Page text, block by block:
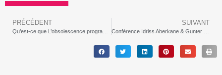
PRÉCÉDENT SUIVANT